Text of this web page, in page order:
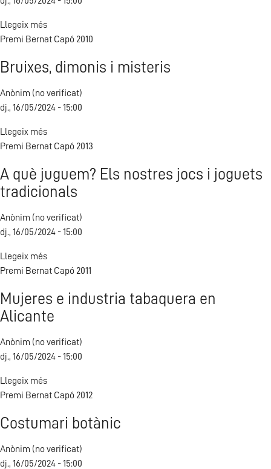
Llegeix més
Devocions
a
valencianes
Premi Bernat Capó 2010
Bruixes, dimonis i misteris
Anònim (no verificat)
dj., 16/05/2024 - 15:00
Llegeix més
Bruixes,
misteris
Premi Bernat Capó 2013
A què juguem? Els nostres jocs i joguets
tradicionals
Anònim (no verificat)
dj., 16/05/2024 - 15:00
Llegeix més
A
juguem?
Els
jocs
i
Premi Bernat Capó 2011
Mujeres e industria tabaquera en
Alicante
Anònim (no verificat)
dj., 16/05/2024 - 15:00
Llegeix més
Mujeres
industria
en
Premi Bernat Capó 2012
Costumari botànic
Anònim (no verificat)
dj., 16/05/2024 - 15:00